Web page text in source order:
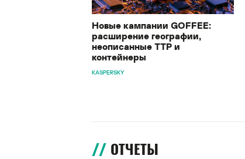
Новые кампании GOFFEE:
расширение географии,
неописанные TTP и
контейнеры
KASPERSKY
ОТЧЕТЫ